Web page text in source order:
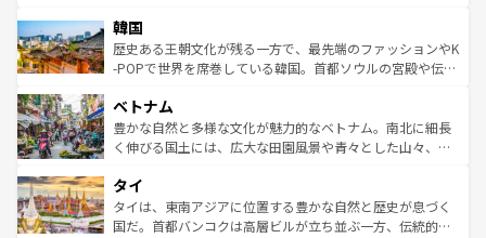
はコンテンツ一覧
いる。アクティビティも充実しており、サーフィンやダイ
ビング、ハイキングなど、アウトドア好きにはたまらな
い。オーストラリアの多彩な魅力を存分に味わいつくそ
参照してほしい。
ン）、静ひつな山岳地帯である台湾東部など、都市の喧騒
と山間の静けさが共存しており、訪れる人に新しい発見と
驚きをもたらしてくれる。また、奥深い台湾の食文化も魅
容にもいいと評判のスイーツなど、バラエティ豊かな料理
が味わえる。 なお、新着の台湾情報は コンテンツ一覧を参
照してほしい。
韓国
歴史ある王朝文化が残る一方で、最先端のファッションやK
-POPで世界を席巻している韓国。首都ソウルの宮殿や伝統
き、地方に足を延ばせば四季折々の自然美を楽しむことが
できる。そして、キムチや焼肉、絶品のストリートフード
まで、さまざまな韓国料理が待っている。夜には、韓国な
リティに包まれながら、韓国の多彩な魅力を心ゆくまで味
わってみてほしい。 なお、新着の韓国情報はコンテンツ一
覧を参照してほしい。
ベトナム
豊かな自然と多様な文化が魅力的なベトナム。南北に細長
く伸びる国土には、広大な田園風景や青々とした山々、世
急速な発展と共に伝統が息づく。ハノイの古い町並みやホ
ーチミン市のフランス統治時代の建物も、独特の雰囲気を
醸し出している。また、バラエティの豊かさとおいしさで
タイ
タイは、東南アジアに位置する豊かな自然と歴史が息づく
国だ。首都バンコクは高層ビルが立ち並ぶ一方、伝統的な